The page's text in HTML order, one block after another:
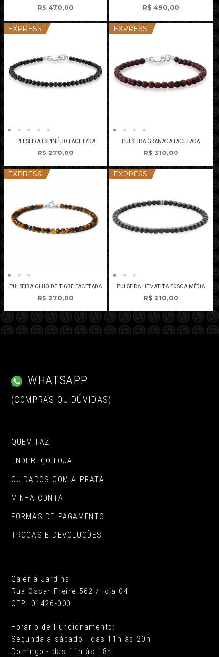
R$ 470,00
R$ 490,00
EXPRESS
PULSEIRA ESPINÉLIO FACETADA
R$ 270,00
EXPRESS
PULSEIRA GRANADA FACETADA
R$ 310,00
EXPRESS
PULSEIRA OLHO DE TIGRE FACETADA
R$ 270,00
EXPRESS
PULSEIRA HEMATITA FOSCA MÉDIA
R$ 210,00
WHATSAPP
(COMPRAS OU DÚVIDAS)
QUEM FAZ
ENDEREÇO LOJA
CUIDADOS COM A PRATA
MINHA CONTA
FORMAS DE PAGAMENTO
TROCAS E DEVOLUÇÕES
Galeria Jardins
Rua Oscar Freire 562 / loja 04
CEP: 01426-000
Horário de Funcionamento:
Segunda a sábado - das 11h às 20h
Domingo - das 11h às 18h